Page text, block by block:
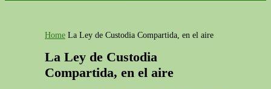
Home La Ley de Custodia Compartida, en el aire
La Ley de Custodia
Compartida, en el aire